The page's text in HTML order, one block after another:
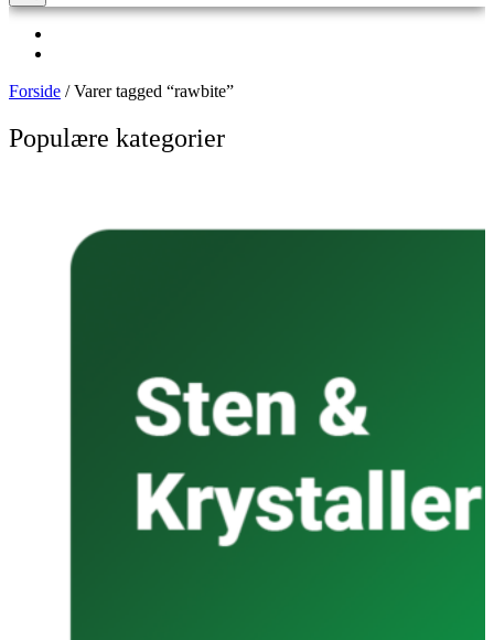
Forside / Varer tagged “rawbite”
Populære kategorier